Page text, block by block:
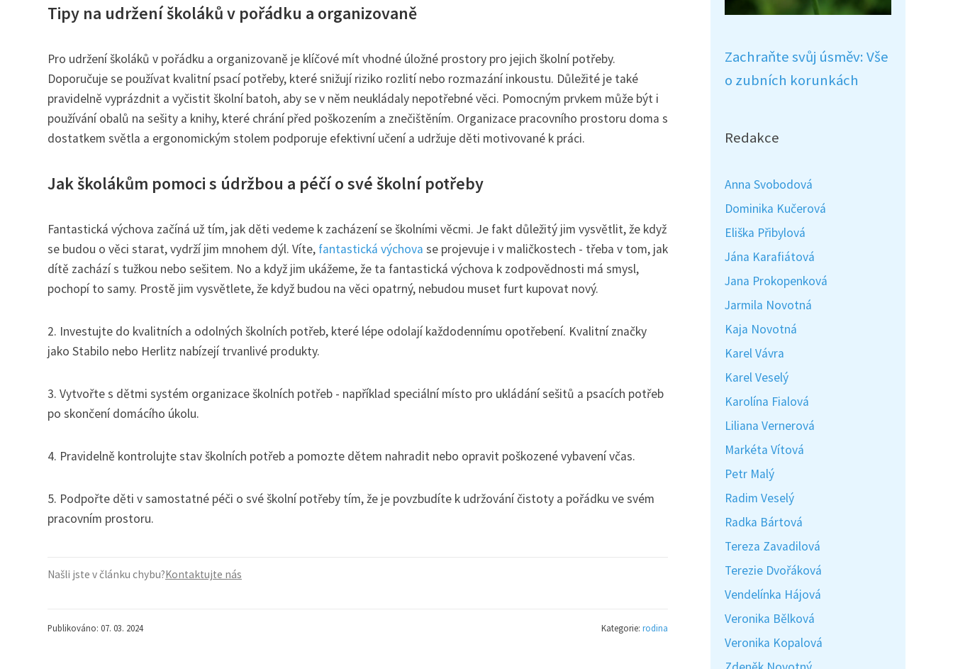
Tipy na udržení školáků v pořádku a organizovaně
Pro udržení školáků v pořádku a organizovaně je klíčové mít vhodné úložné prostory pro jejich školní potřeby.
Doporučuje se používat kvalitní psací potřeby, které snižují riziko rozlití nebo rozmazání inkoustu. Důležité je také
pravidelně vyprázdnit a vyčistit školní batoh, aby se v něm neukládaly nepotřebné věci. Pomocným prvkem může být i
používání obalů na sešity a knihy, které chrání před poškozením a znečištěním. Organizace pracovního prostoru doma s
dostatkem světla a ergonomickým stolem podporuje efektivní učení a udržuje děti motivované k práci.
Jak školákům pomoci s údržbou a péčí o své školní potřeby
Fantastická výchova začíná už tím, jak děti vedeme k zacházení se školními věcmi. Je fakt důležitý jim vysvětlit, že když
se budou o věci starat, vydrží jim mnohem dýl. Víte, fantastická výchova se projevuje i v maličkostech - třeba v tom, jak
dítě zachází s tužkou nebo sešitem. No a když jim ukážeme, že ta fantastická výchova k zodpovědnosti má smysl,
pochopí to samy. Prostě jim vysvětlete, že když budou na věci opatrný, nebudou muset furt kupovat nový.
2. Investujte do kvalitních a odolných školních potřeb, které lépe odolají každodennímu opotřebení. Kvalitní značky
jako Stabilo nebo Herlitz nabízejí trvanlivé produkty.
3. Vytvořte s dětmi systém organizace školních potřeb - například speciální místo pro ukládání sešitů a psacích potřeb
po skončení domácího úkolu.
4. Pravidelně kontrolujte stav školních potřeb a pomozte dětem nahradit nebo opravit poškozené vybavení včas.
5. Podpořte děti v samostatné péči o své školní potřeby tím, že je povzbudíte k udržování čistoty a pořádku ve svém
pracovním prostoru.
Našli jste v článku chybu?Kontaktujte nás
Publikováno: 07. 03. 2024 Kategorie: rodina
Zachraňte svůj úsměv: Vše
o zubních korunkách
Redakce
Anna Svobodová
Dominika Kučerová
Eliška Přibylová
Jána Karafiátová
Jana Prokopenková
Jarmila Novotná
Kaja Novotná
Karel Vávra
Karel Veselý
Karolína Fialová
Liliana Vernerová
Markéta Vítová
Petr Malý
Radim Veselý
Radka Bártová
Tereza Zavadilová
Terezie Dvořáková
Vendelínka Hájová
Veronika Bělková
Veronika Kopalová